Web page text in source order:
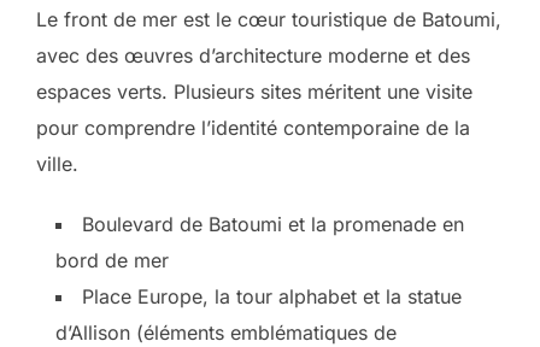
Le front de mer est le cœur touristique de Batoumi,
avec des œuvres d’architecture moderne et des
espaces verts. Plusieurs sites méritent une visite
pour comprendre l’identité contemporaine de la
ville.
Boulevard de Batoumi et la promenade en
bord de mer
Place Europe, la tour alphabet et la statue
d’Allison (éléments emblématiques de